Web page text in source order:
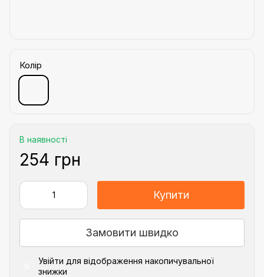
Колір
В наявності
254 грн
Купити
Замовити швидко
Увійти для відображення накопичувальної
знижки